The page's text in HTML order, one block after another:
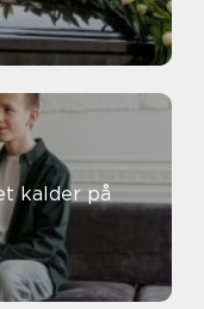
kalder på